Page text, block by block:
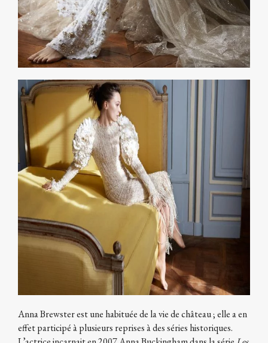
Anna Brewster est une habituée de la vie de château ; elle a en
effet participé à plusieurs reprises à des séries historiques.